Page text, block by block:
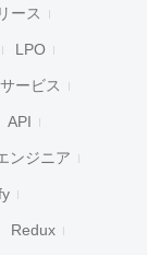
ース
LPO
ービス
API
ンジニア
Redux